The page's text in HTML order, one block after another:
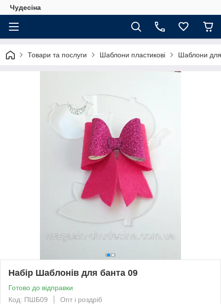
Чудесіна
Товари та послуги Шаблони пластикові Шаблони для
Набір Шаблонів для банта 09
Готово до відправки
Код: ПШБ09
Опт і роздріб